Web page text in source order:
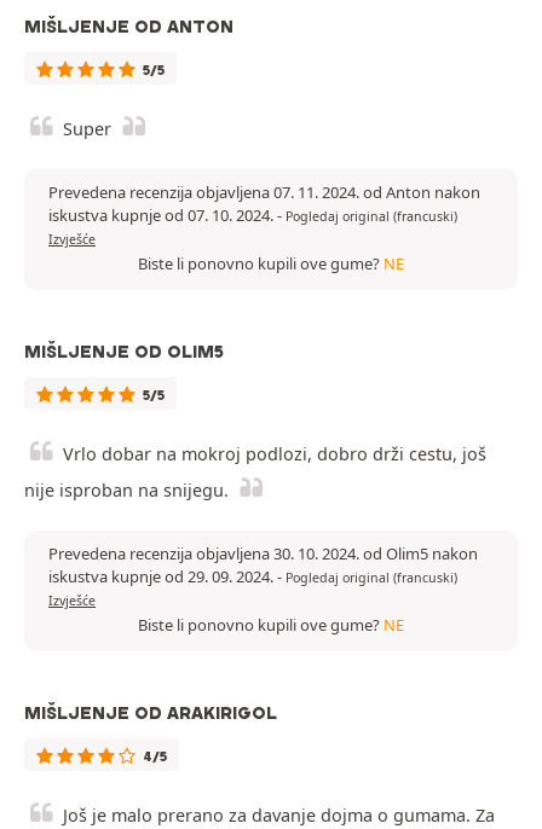
MIŠLJENJE OD ANTON
5/5
Super
Prevedena recenzija objavljena 07. 11. 2024. od Anton nakon
iskustva kupnje od 07. 10. 2024.- Pogledaj original (francuski)
Izvješće
Biste li ponovno kupili ove gume? NE
MIŠLJENJE OD OLIM5
5/5
Vrlo dobar na mokroj podlozi, dobro drži cestu, još
nije isproban na snijegu.
Prevedena recenzija objavljena 30. 10. 2024. od Olim5 nakon
iskustva kupnje od 29. 09. 2024.- Pogledaj original (francuski)
Izvješće
Biste li ponovno kupili ove gume? NE
MIŠLJENJE OD ARAKIRIGOL
4/5
Još je malo prerano za davanje dojma o gumama. Za